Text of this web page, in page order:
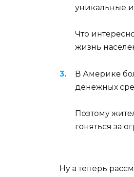
уникальные
Что
жизнь
В Америке
денежных
Поэтому
гоняться за
Ну а теперь